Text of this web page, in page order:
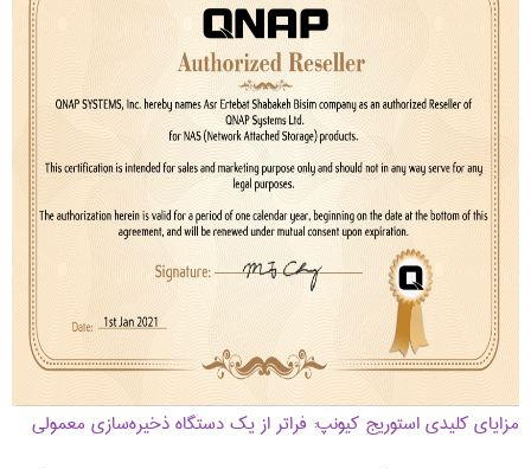
مزایای کلیدی استوریج کیونپ: فراتر از یک دستگاه ذخیره‌سازی معمولی